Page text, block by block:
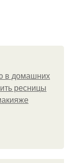
в домашних
ресницы